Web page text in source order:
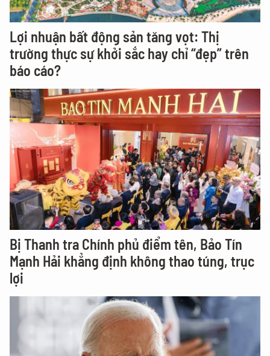
Lợi nhuận bất động sản tăng vọt: Thị
trường thực sự khởi sắc hay chỉ “đẹp” trên
báo cáo?
Bị Thanh tra Chính phủ điểm tên, Bảo Tín
Mạnh Hải khẳng định không thao túng, trục
lợi